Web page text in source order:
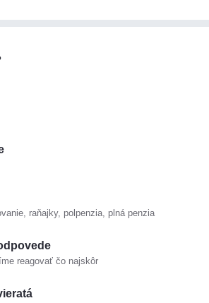
raňajky, polpenzia, plná penzia
reagovať čo najskôr